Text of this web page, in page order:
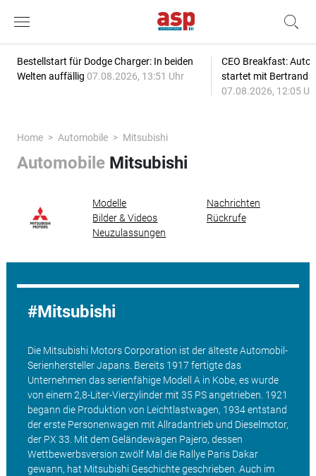
Bestellstart für Dodge Charger: In beiden
Welten auffällig 07.08.2026, 13:51 Uhr
CEO Breakfast:
startet mit Bertrand
07.08.2026, 12:05
Home Automobile Mitsubishi
Automobile Mitsubishi
Modelle
Nachrichten
Bilder & Videos
Rückrufe
Neuzulassungen
Mitsubishi
Die Mitsubishi Motors Corporation ist der älteste Automobil-
Serienhersteller Japans. Bereits 1917 fertigte das
Unternehmen das serienfähige Modell A in Kobe, es wurde
von einem 2,8-Liter-Vierzylinder mit 35 PS angetrieben. 1921
begann die Produktion von Leichtlastwagen, 1934 entstand
der erste Personenwagen mit Allradantrieb und Dieselmotor,
der PX 33. Mit dem Geländewagen Pajero, dessen
Wettbewerbsversion zwölf Mal die Rallye Paris Dakar
gewann, hat Mitsubishi Geschichte geschrieben. Auch im